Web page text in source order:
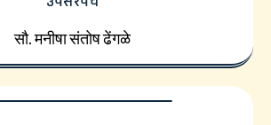
सौ. मनीषा संतोष ढेंगळे